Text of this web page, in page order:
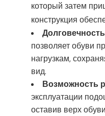
который затем
конструкция
Долговечность
позволяет обуви
нагрузкам,
вид.
Возможность
эксплуатации
оставив верх